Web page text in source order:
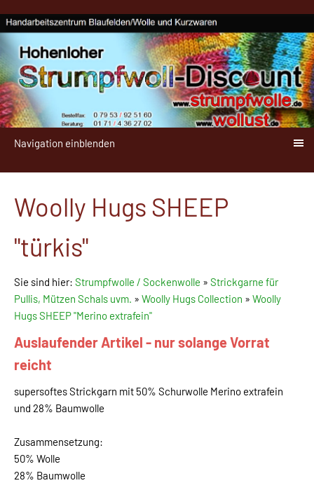
Navigation einblenden
Woolly Hugs SHEEP
"türkis"
Sie sind hier: Strumpfwolle / Sockenwolle » Strickgarne für
Pullis, Mützen Schals uvm. » Woolly Hugs Collection » Woolly
Hugs SHEEP "Merino extrafein"
Auslaufender Artikel - nur solange Vorrat
reicht
supersoftes Strickgarn mit 50% Schurwolle Merino extrafein
und 28% Baumwolle
Zusammensetzung:
50% Wolle
28% Baumwolle